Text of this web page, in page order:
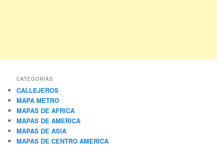
CATEGORÍAS
CALLEJEROS
MAPA METRO
MAPAS DE AFRICA
MAPAS DE AMERICA
MAPAS DE ASIA
MAPAS DE CENTRO AMERICA